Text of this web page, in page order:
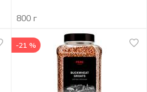
800 г
-21 %